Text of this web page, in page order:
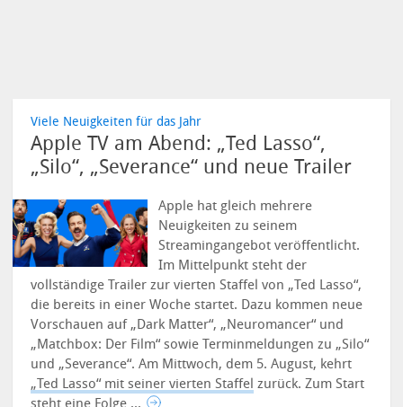
Viele Neuigkeiten für das Jahr
Apple TV am Abend: „Ted Lasso“,
„Silo“, „Severance“ und neue Trailer
Apple hat gleich mehrere
Neuigkeiten zu seinem
Streamingangebot veröffentlicht.
Im Mittelpunkt steht der
vollständige Trailer zur vierten Staffel von „Ted Lasso“,
die bereits in einer Woche startet. Dazu kommen neue
Vorschauen auf „Dark Matter“, „Neuromancer“ und
„Matchbox: Der Film“ sowie Terminmeldungen zu „Silo“
und „Severance“.Am Mittwoch, dem 5. August, kehrt
„Ted Lasso“ mit seiner vierten Staffel zurück. Zum Start
steht eine Folge ...